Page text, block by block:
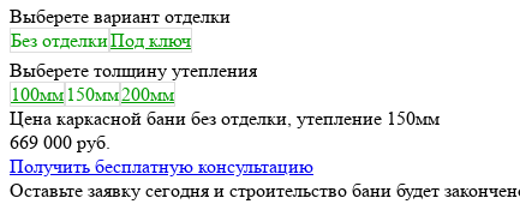
Выберете вариант отделки
Без отделкиПод ключ
Выберете толщину утепления
100мм 150мм200мм
Цена каркасной бани без отделки, утепление 150мм
669 000 руб.
Получить бесплатную консультацию
Оставьте заявку сегодня и строительство бани будет